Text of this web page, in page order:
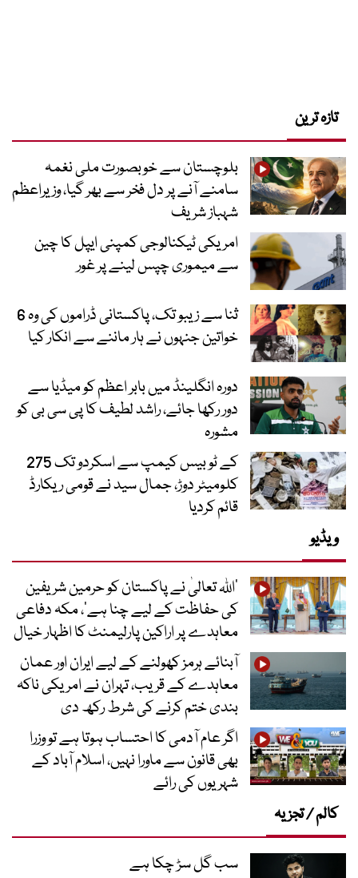
تازہ ترین
بلوچستان سے خوبصورت ملی نغمہ
سامنے آنے پر دل فخر سے بھر گیا، وزیراعظم
شہباز شریف
امریکی ٹیکنالوجی کمپنی ایپل کا چین
سے میموری چپس لینے پر غور
ثنا سے زیبو تک، پاکستانی ڈراموں کی وہ 6
خواتین جنہوں نے ہار ماننے سے انکار کیا
دورہ انگلینڈ میں بابر اعظم کو میڈیا سے
دور رکھا جائے، راشد لطیف کا پی سی بی کو
مشورہ
کے ٹو بیس کیمپ سے اسکردو تک 275
کلومیٹر دوڑ، جمال سید نے قومی ریکارڈ
قائم کردیا
ویڈیو
’اللہ تعالیٰ نے پاکستان کو حرمین شریفین
کی حفاظت کے لیے چنا ہے‘، مکہ دفاعی
معاہدے پر اراکین پارلیمنٹ کا اظہار خیال
آبنائے ہرمز کھولنے کے لیے ایران اور عمان
معاہدے کے قریب، تہران نے امریکی ناکہ
بندی ختم کرنے کی شرط رکھ دی
اگر عام آدمی کا احتساب ہوتا ہے تو وزرا
بھی قانون سے ماورا نہیں، اسلام آباد کے
شہریوں کی رائے
کالم / تجزیہ
سب گل سڑ چکا ہے